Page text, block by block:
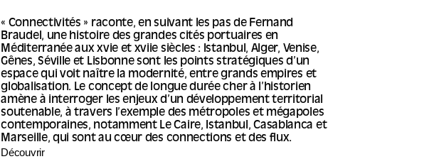
« Connectivités » raconte, en suivant les pas de Fernand
Braudel, une histoire des grandes cités portuaires en
Méditerranée aux xvie et xviie siècles : Istanbul, Alger, Venise,
Gênes, Séville et Lisbonne sont les points stratégiques d’un
espace qui voit naître la modernité, entre grands empires et
globalisation. Le concept de longue durée cher à l’historien
amène à interroger les enjeux d’un développement territorial
soutenable, à travers l’exemple des métropoles et mégapoles
contemporaines, notamment Le Caire, Istanbul, Casablanca et
Marseille, qui sont au cœur des connections et des flux.
Découvrir